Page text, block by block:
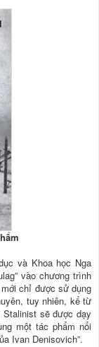
và Khoa học Nga
vào chương trình
chỉ được sử dụng
tuy nhiên, kể từ
sẽ được dạy
một tác phẩm nổi
Ivan Denisovich”.